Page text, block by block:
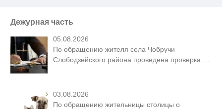
Дежурная часть
05.08.2026
По обращению жителя села Чобручи
Слободзейского района проведена проверка …
03.08.2026
По обращению жительницы столицы о